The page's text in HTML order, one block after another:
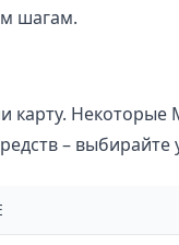
шагам.
карту.
– выбирайте